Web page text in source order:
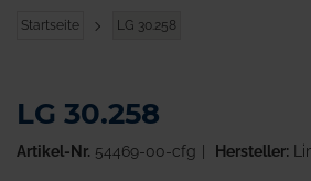
Startseite LG 30.258
LG 30.258
Artikel-Nr. 54469-00-cfg Hersteller: